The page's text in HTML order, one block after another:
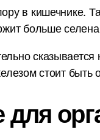
в кишечнике.
больше
стоит быть
для